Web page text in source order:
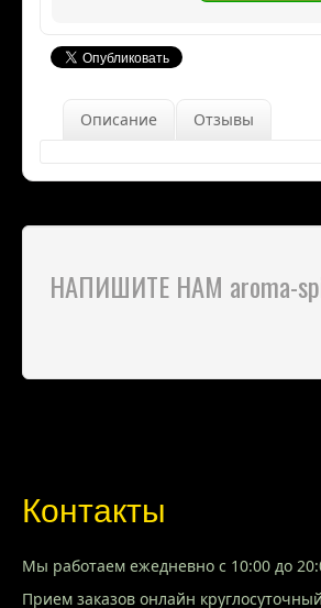
Описание Отзывы
НАПИШИТЕ НАМ aroma-
Контакты
Мы работаем ежедневно с 10:00 до
Прием заказов онлайн круглосуточный